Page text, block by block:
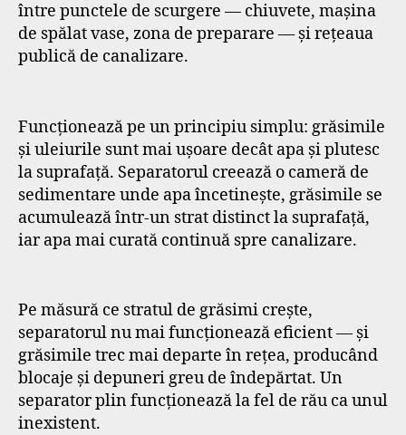
între punctele de scurgere — chiuvete, mașina
de spălat vase, zona de preparare — și rețeaua
publică de canalizare.
Funcționează pe un principiu simplu: grăsimile
și uleiurile sunt mai ușoare decât apa și plutesc
la suprafață. Separatorul creează o cameră de
sedimentare unde apa încetinește, grăsimile se
acumulează într-un strat distinct la suprafață,
iar apa mai curată continuă spre canalizare.
Pe măsură ce stratul de grăsimi crește,
separatorul nu mai funcționează eficient — și
grăsimile trec mai departe în rețea, producând
blocaje și depuneri greu de îndepărtat. Un
separator plin funcționează la fel de rău ca unul
inexistent.